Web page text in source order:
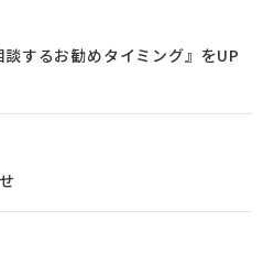
するお勧めタイミング』をUP